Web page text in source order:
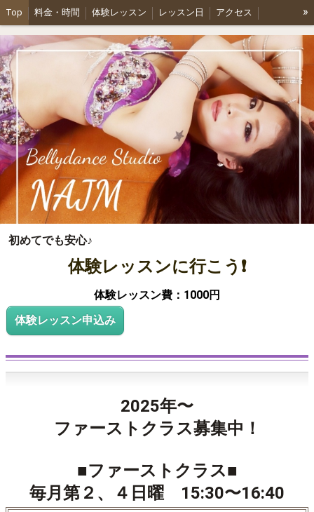
Top 料金・時間 体験レッスン レッスン日 アクセス
ショーのお知らせ プロフィール 各種パーティーご依頼
»
初めてでも安心♪
体験レッスンに行こう❗
体験レッスン費：1000円
体験レッスン申込み
2025年〜
ファーストクラス募集中！
■ファーストクラス■
毎月第２、４日曜 15:30〜16:40